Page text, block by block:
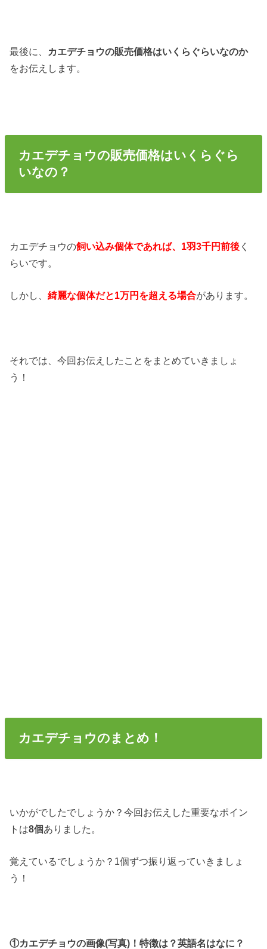
最後に、 カエデチョウの販売価格はいくらぐらいなのか
をお伝えします。
カエデチョウの販売価格はいくらぐら
いなの？
カエデチョウの飼い込み個体であれば、1羽3千円前後 く
らいです。
しかし、綺麗な個体だと1万円を超える場合があります。
それでは、今回お伝えしたことをまとめていきましょ
う！
カエデチョウのまとめ！
いかがでしたでしょうか？今回お伝えした重要なポイン
トは8個ありました。
覚えているでしょうか？1個ずつ振り返っていきましょ
う！
①カエデチョウの画像(写真)！特徴は？英語名はなに？